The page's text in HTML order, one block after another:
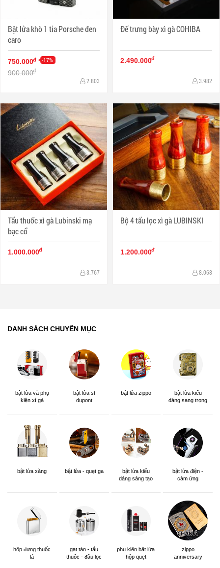
Bật lửa khò 1 tia Porsche đen
caro
750.000đ -17%
900.000đ
2.803
Đế trưng bày xì gà COHIBA
2.490.000đ
3.982
Tẩu thuốc xì gà Lubinski mạ
bạc cổ
1.000.000đ
3.767
Bộ 4 tẩu lọc xì gà LUBINSKI
1.200.000đ
8.068
DANH SÁCH CHUYÊN MỤC
bật lửa và phụ
kiện xì gà
bật lửa st
dupont
bật lửa zippo
bật lửa kiểu
dáng sang trọng
bật lửa xăng bật lửa - quẹt ga
bật lửa kiểu
dáng sáng tạo
bật lửa điện -
cảm ứng
hộp đựng thuốc
lá
gạt tàn - tẩu
thuốc - đầu lọc
phụ kiện bật lửa
hộp quẹt
zippo
anniversary